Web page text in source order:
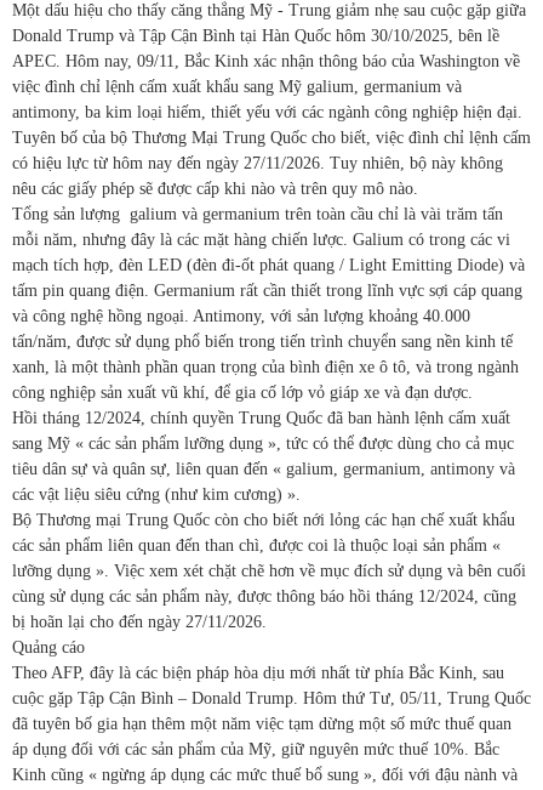
Một dấu hiệu cho thấy căng thẳng Mỹ - Trung giảm nhẹ sau cuộc gặp giữa
Donald Trump và Tập Cận Bình tại Hàn Quốc hôm 30/10/2025, bên lề
APEC. Hôm nay, 09/11, Bắc Kinh xác nhận thông báo của Washington về
việc đình chỉ lệnh cấm xuất khẩu sang Mỹ galium, germanium và
antimony, ba kim loại hiếm, thiết yếu với các ngành công nghiệp hiện đại.
Tuyên bố của bộ Thương Mại Trung Quốc cho biết, việc đình chỉ lệnh cấm
có hiệu lực từ hôm nay đến ngày 27/11/2026. Tuy nhiên, bộ này không
nêu các giấy phép sẽ được cấp khi nào và trên quy mô nào.
Tổng sản lượng galium và germanium trên toàn cầu chỉ là vài trăm tấn
mỗi năm, nhưng đây là các mặt hàng chiến lược. Galium có trong các vi
mạch tích hợp, đèn LED (đèn đi-ốt phát quang / Light Emitting Diode) và
tấm pin quang điện. Germanium rất cần thiết trong lĩnh vực sợi cáp quang
và công nghệ hồng ngoại. Antimony, với sản lượng khoảng 40.000
tấn/năm, được sử dụng phổ biến trong tiến trình chuyển sang nền kinh tế
xanh, là một thành phần quan trọng của bình điện xe ô tô, và trong ngành
công nghiệp sản xuất vũ khí, để gia cố lớp vỏ giáp xe và đạn dược.
Hồi tháng 12/2024, chính quyền Trung Quốc đã ban hành lệnh cấm xuất
sang Mỹ « các sản phẩm lưỡng dụng », tức có thể được dùng cho cả mục
tiêu dân sự và quân sự, liên quan đến « galium, germanium, antimony và
các vật liệu siêu cứng (như kim cương) ».
Bộ Thương mại Trung Quốc còn cho biết nới lỏng các hạn chế xuất khẩu
các sản phẩm liên quan đến than chì, được coi là thuộc loại sản phẩm «
lưỡng dụng ». Việc xem xét chặt chẽ hơn về mục đích sử dụng và bên cuối
cùng sử dụng các sản phẩm này, được thông báo hồi tháng 12/2024, cũng
bị hoãn lại cho đến ngày 27/11/2026.
Quảng cáo
Theo AFP, đây là các biện pháp hòa dịu mới nhất từ phía Bắc Kinh, sau
cuộc gặp Tập Cận Bình – Donald Trump. Hôm thứ Tư, 05/11, Trung Quốc
đã tuyên bố gia hạn thêm một năm việc tạm dừng một số mức thuế quan
áp dụng đối với các sản phẩm của Mỹ, giữ nguyên mức thuế 10%. Bắc
Kinh cũng « ngừng áp dụng các mức thuế bổ sung », đối với đậu nành và